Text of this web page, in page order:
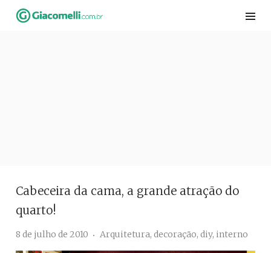
Skip
Cabeceira da cama, a grande atração do
quarto!
8 de julho de 2010 Arquitetura, decoração, diy, interno